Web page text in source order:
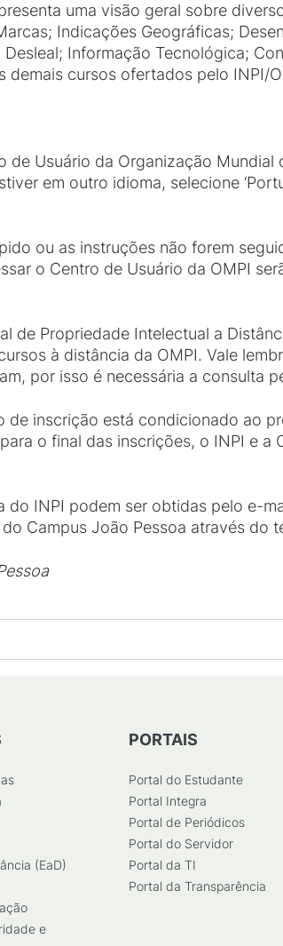
uma visão geral sobre
Indicações Geográficas;
Informação Tecnológica;
cursos ofertados pelo INPI/
Usuário da Organização Mundial
em outro idioma, selecione
ou as instruções não forem
o Centro de Usuário da OMPI
de Propriedade Intelectual a
à distância da OMPI. Vale
por isso é necessária a consulta
inscrição está condicionado ao
o final das inscrições, o INPI e a
INPI podem ser obtidas pelo e-
Campus João Pessoa através do
(EaD)
e
PORTAIS
Portal do Estudante
Portal Integra
Portal de Periódicos
Portal do Servidor
Portal da TI
Portal da Transparência